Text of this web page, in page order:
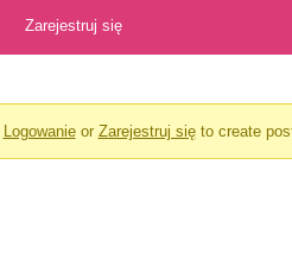
Zarejestruj się
Logowanieor Zarejestruj sięto create